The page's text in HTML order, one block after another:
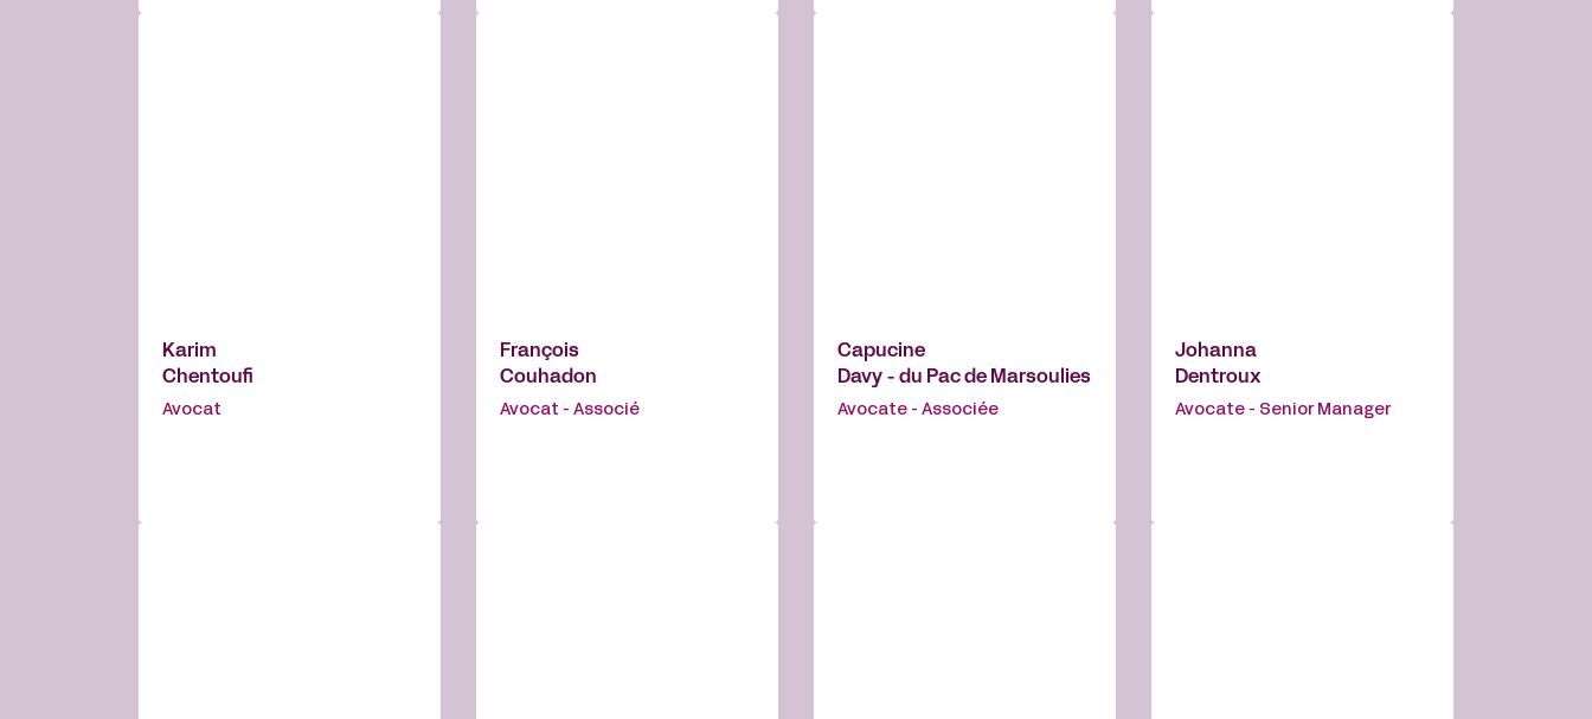
Karim
Chentoufi
Avocat
François
Couhadon
Avocat - Associé
Capucine
Davy - du Pac de Marsoulies
Avocate - Associée
Johanna
Dentroux
Avocate - Senior Manager